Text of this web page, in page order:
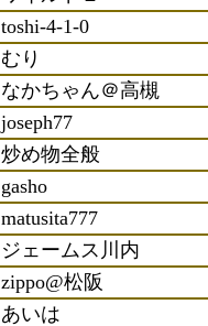
toshi-4-1-0
むり
なかちゃん＠高槻
joseph77
炒め物全般
gasho
matusita777
ジェームス川内
zippo@松阪
あいは